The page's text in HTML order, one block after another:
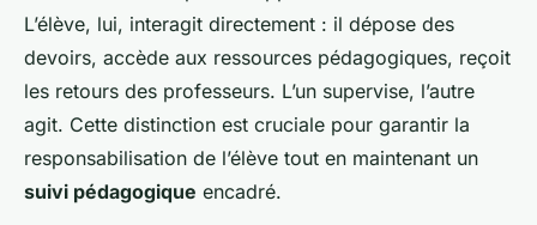
L’élève, lui, interagit directement : il dépose des
devoirs, accède aux ressources pédagogiques, reçoit
les retours des professeurs. L’un supervise, l’autre
agit. Cette distinction est cruciale pour garantir la
responsabilisation de l’élève tout en maintenant un
suivi pédagogique encadré.